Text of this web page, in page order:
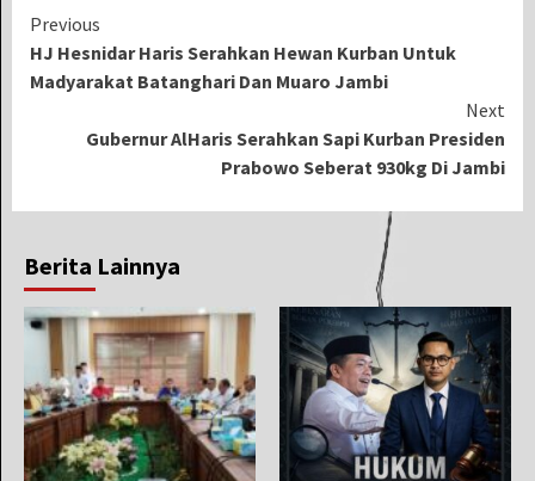
Continue
Reading
Previous
HJ Hesnidar Haris Serahkan Hewan Kurban Untuk
Madyarakat Batanghari Dan Muaro Jambi
Next
Gubernur AlHaris Serahkan Sapi Kurban Presiden
Prabowo Seberat 930kg Di Jambi
Berita Lainnya